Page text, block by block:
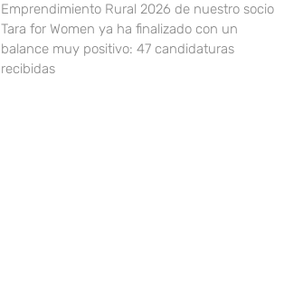
Emprendimiento Rural 2026 de nuestro socio
Tara for Women ya ha finalizado con un
balance muy positivo: 47 candidaturas
recibidas